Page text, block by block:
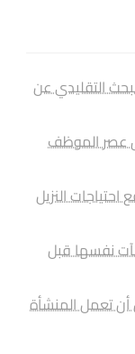
التقليدي عن
عصر الموظف
النزيل
نفسها قبل
أن تعمل المنشأة